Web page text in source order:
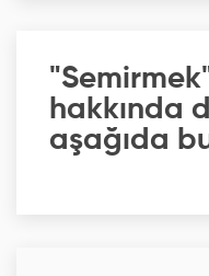
hakkında
aşağıda